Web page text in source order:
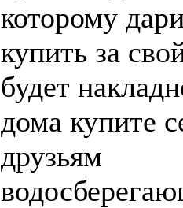
которому
купить за
будет
дома купите
друзьям